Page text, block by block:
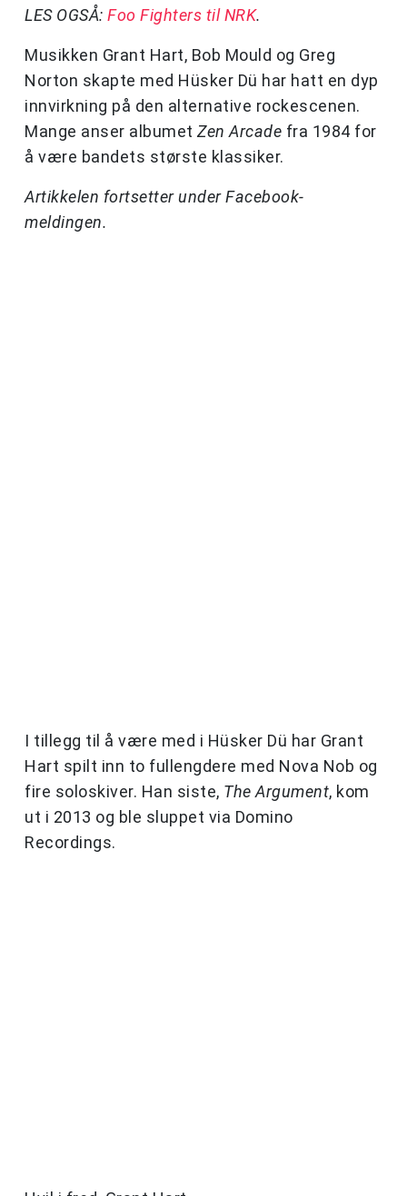
LES OGSÅ: Foo Fighters til NRK.
Musikken Grant Hart, Bob Mould og Greg
Norton skapte med Hüsker Dü har hatt en dyp
innvirkning på den alternative rockescenen.
Mange anser albumet Zen Arcade fra 1984 for
å være bandets største klassiker.
Artikkelen fortsetter under Facebook-
meldingen.
I tillegg til å være med i Hüsker Dü har Grant
Hart spilt inn to fullengdere med Nova Nob og
fire soloskiver. Han siste, The Argument, kom
ut i 2013 og ble sluppet via Domino
Recordings.